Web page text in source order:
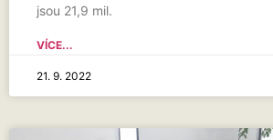
jsou 21,9 mil.
VÍCE...
21. 9. 2022